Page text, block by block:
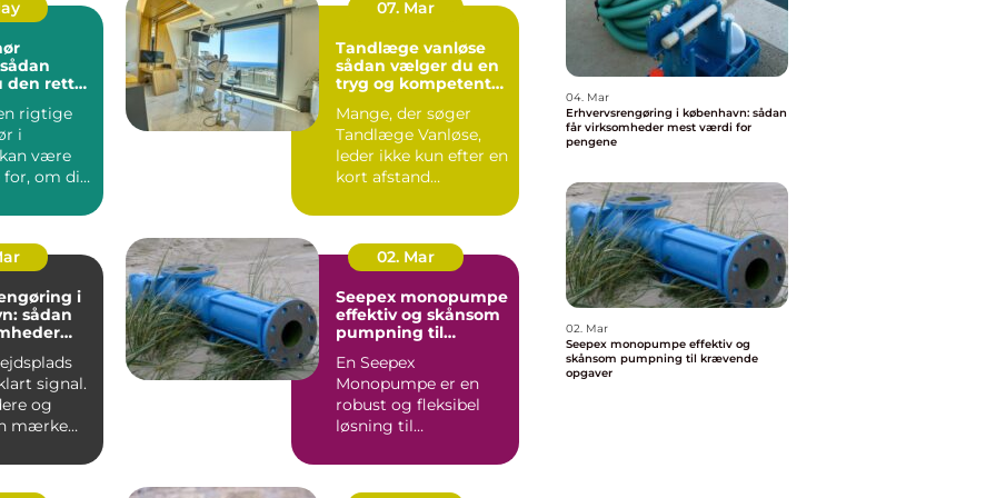
den rette
rigtige
i
være
for, om dit
07. Mar
Tandlæge vanløse
sådan vælger du en
tryg og kompetent
Mange, der søger
Tandlæge Vanløse,
leder ikke kun efter en
kort afstand
også have ...
i
sådan
signal.
og
mærke
02. Mar
Seepex monopumpe
effektiv og skånsom
pumpning til
En Seepex
Monopumpe er en
robust og fleksibel
løsning til
arbejder med
tyktflydend...
04. Mar
Erhvervsrengøring i københavn: sådan
får virksomheder mest værdi for
pengene
02. Mar
Seepex monopumpe effektiv og
skånsom pumpning til krævende
opgaver